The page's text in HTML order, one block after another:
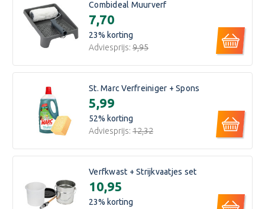
Combideal Muurverf
€7,70
23% korting
Adviesprijs: €9,95
St. Marc Verfreiniger + Spons
€5,99
52% korting
Adviesprijs: €12,32
Verfkwast + Strijkvaatjes set
€10,95
23% korting